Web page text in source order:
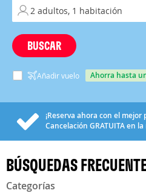
BUSCAR
Añadir vuelo ahorra hasta
¡Reserva ahora con el
Cancelación GRATUITAen la
BÚSQUEDAS
Categorías